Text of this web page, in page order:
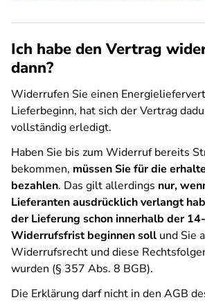
Ich habe den Vertrag
dann?
Widerrufen Sie einen
Lieferbeginn, hat sich der Vertrag
vollständig erledigt.
Haben Sie bis zum Widerruf bereits
bekommen, müssen Sie für die
bezahlen. Das gilt allerdings nur,
Lieferanten ausdrücklich verlangt
der Lieferung schon innerhalb der
Widerrufsfrist beginnen soll und Sie
Widerrufsrecht und diese
wurden (§ 357 Abs. 8 BGB).
Die Erklärung darf nicht in den AGB